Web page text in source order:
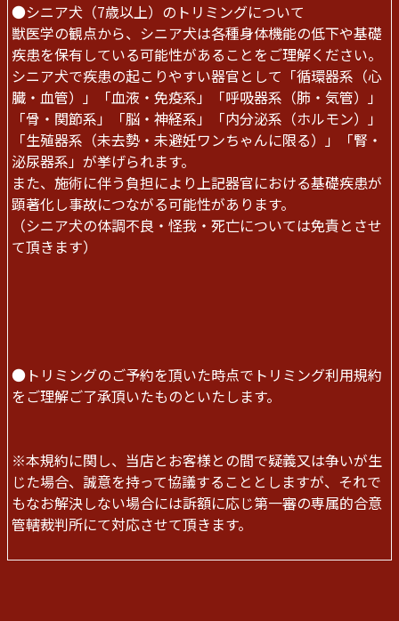
●シニア犬（7歳以上）のトリミングについて
獣医学の観点から、シニア犬は各種身体機能の低下や基礎
疾患を保有している可能性があることをご理解ください。
シニア犬で疾患の起こりやすい器官として「循環器系（心
臓・血管）」「血液・免疫系」「呼吸器系（肺・気管）」
「骨・関節系」「脳・神経系」「内分泌系（ホルモン）」
「生殖器系（未去勢・未避妊ワンちゃんに限る）」「腎・
泌尿器系」が挙げられます。
また、施術に伴う負担により上記器官における基礎疾患が
顕著化し事故につながる可能性があります。
（シニア犬の体調不良・怪我・死亡については免責とさせ
て頂きます）
●トリミングのご予約を頂いた時点でトリミング利用規約
をご理解ご了承頂いたものといたします。
※本規約に関し、当店とお客様との間で疑義又は争いが生
じた場合、誠意を持って協議することとしますが、それで
もなお解決しない場合には訴額に応じ第一審の専属的合意
管轄裁判所にて対応させて頂きます。